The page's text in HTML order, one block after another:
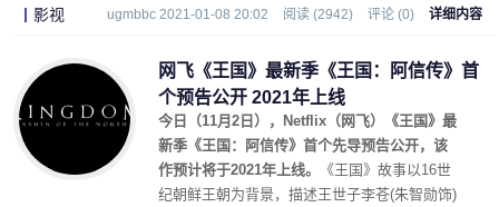
影视 ugmbbc 2021-01-08 20:02 阅读 (2942) 评论 (0) 详细内容
网飞《王国》最新季《王国：阿信传》首
个预告公开 2021年上线
今日（11月2日），Netflix（网飞）《王国》最
新季《王国：阿信传》首个先导预告公开，该
作预计将于2021年上线。
《王国》故事以16世
纪朝鲜王朝为背景，描述王世子李苍(朱智勋饰)